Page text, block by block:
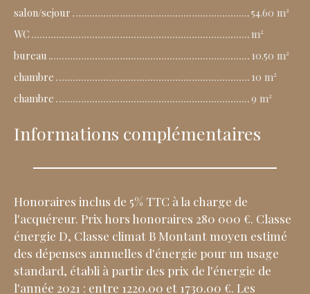
salon/sejour
54.60 m²
WC
m²
bureau
10.50 m²
chambre
10 m²
chambre
9 m²
Informations complémentaires
Honoraires inclus de 5% TTC à la charge de
l'acquéreur. Prix hors honoraires 280 000 €. Classe
énergie D, Classe climat B Montant moyen estimé
des dépenses annuelles d'énergie pour un usage
standard, établi à partir des prix de l'énergie de
l'année 2021 : entre 1220.00 et 1730.00 €. Les